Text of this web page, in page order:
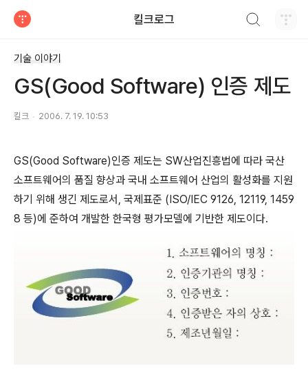
킬크로그
기술 이야기
GS(Good Software) 인증 제도
킬크 2006. 7. 19. 10:53
GS(Good Software)인증 제도는 SW산업진흥법에 따라 국산
소프트웨어의 품질 향상과 국내 소프트웨어 산업의 활성화를 지원
하기 위해 생긴 제도로서, 국제표준 (ISO/IEC 9126, 12119, 1459
8 등)에 준하여 개발한 한국형 평가모델에 기반한 제도이다.